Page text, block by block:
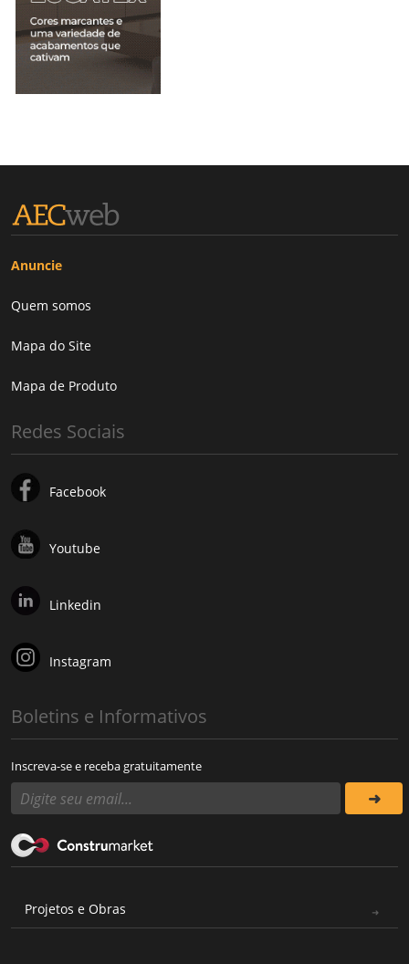
Anuncie
Quem somos
Mapa do Site
Mapa de Produto
Redes Sociais
Facebook
Youtube
Linkedin
Instagram
Boletins e Informativos
Inscreva-se e receba gratuitamente
Projetos e Obras